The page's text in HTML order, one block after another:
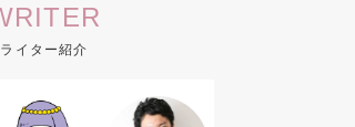
ライター紹介